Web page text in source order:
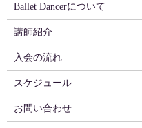
Ballet Dancerについて
講師紹介
入会の流れ
スケジュール
お問い合わせ